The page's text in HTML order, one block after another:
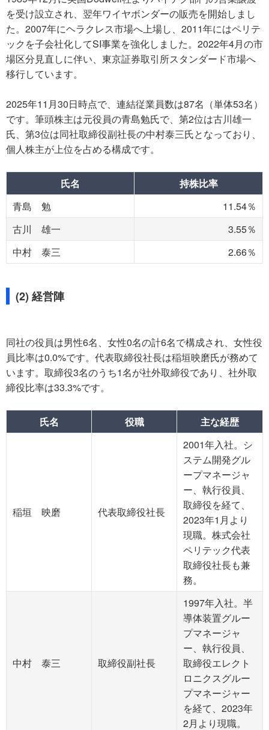
を受け設立され、翌年ワイヤボンダーの販売を開始しまし
た。2007年にヘラクレス市場へ上場し、2011年にはペリテ
ックを子会社化してSI事業を強化しました。2022年4月の市
場区分見直しに伴い、東京証券取引所スタンダード市場へ
移行しています。
2025年11月30日時点で、連結従業員数は87名（単体53名）
です。筆頭株主は元役員の青島勉氏で、第2位は古川雄一
氏、第3位は同社取締役副社長の中村泰三氏となっており、
個人株主が上位を占める構成です。
氏名
持株比率
青島 勉
11.54％
古川 雄一
3.55％
中村 泰三
2.66％
(2) 経営陣
同社の役員は男性6名、女性0名の計6名で構成され、女性役
員比率は0.0%です。代表取締役社長は稲垣映磨氏が務めて
います。取締役3名のうち1名が社外取締役であり、社外取
締役比率は33.3%です。
氏名 役職 主な経歴
稲垣 映磨 代表取締役社長
2001年入社。シ
ステム開発グル
ープマネージャ
ー、執行役員、
取締役を経て、
2023年1月より
現職。株式会社
ペリテック代表
取締役社長も兼
務。
中村 泰三 取締役副社長
1997年入社。半
導体装置グルー
プマネージャ
ー、執行役員、
取締役エレクト
ロニクスグルー
プマネージャー
を経て、2023年
2月より現職。